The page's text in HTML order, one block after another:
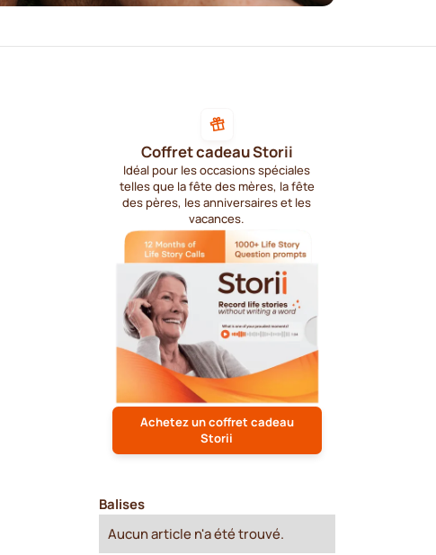
Coffret cadeau Storii
Idéal pour les occasions spéciales
telles que la fête des mères, la fête
des pères, les anniversaires et les
vacances.
Achetez un coffret cadeau
Storii
Balises
Aucun article n'a été trouvé.